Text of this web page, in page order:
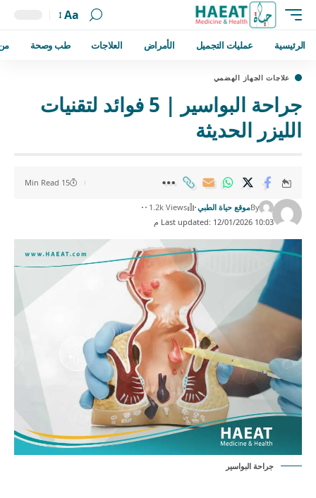
Aa
الرئيسية عمليات التجميل الأمراض العلاجات طب وصحة
علاجات الجهاز الهضمي
جراحة البواسير | 5 فوائد لتقنيات
الليزر الحديثة
Last updated: 12/01/2026 10:03 م
Byموقع حياة الطبي 1.2k Views
15 Min Read
جراحة البواسير